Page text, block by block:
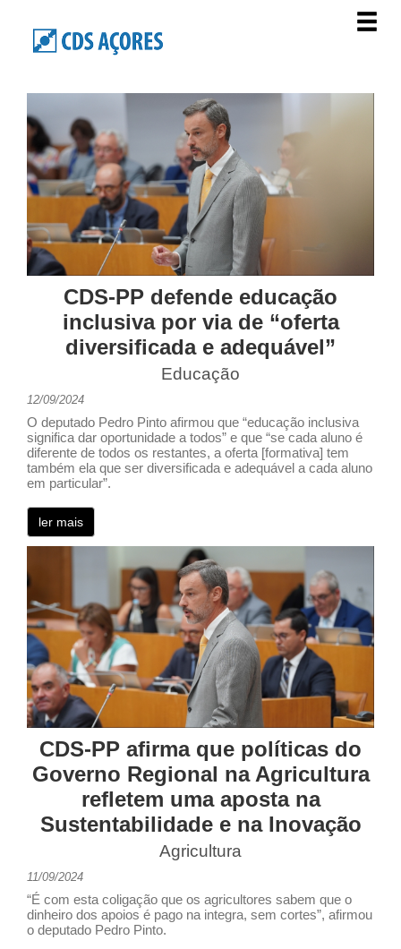
CDS-PP defende educação
inclusiva por via de “oferta
diversificada e adequável”
Educação
12/09/2024
O deputado Pedro Pinto afirmou que “educação inclusiva
significa dar oportunidade a todos” e que “se cada aluno é
diferente de todos os restantes, a oferta [formativa] tem
também ela que ser diversificada e adequável a cada aluno
em particular”.
ler mais
CDS-PP afirma que políticas do
Governo Regional na Agricultura
refletem uma aposta na
Sustentabilidade e na Inovação
Agricultura
11/09/2024
“É com esta coligação que os agricultores sabem que o
dinheiro dos apoios é pago na integra, sem cortes”, afirmou
o deputado Pedro Pinto.